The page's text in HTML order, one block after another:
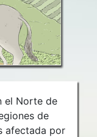
el Norte de
de
afectada por